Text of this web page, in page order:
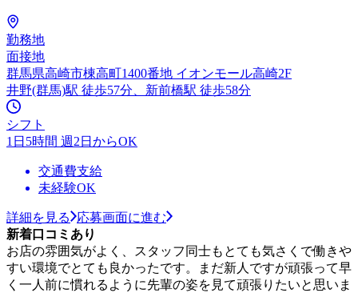
勤務地
面接地
群馬県高崎市棟高町1400番地 イオンモール高崎2F
井野(群馬)駅 徒歩57分、新前橋駅 徒歩58分
シフト
1日5時間 週2日からOK
交通費支給
未経験OK
詳細を見る
応募画面に進む
新着口コミあり
お店の雰囲気がよく、スタッフ同士もとても気さくで働きや
すい環境でとても良かったです。まだ新人ですが頑張って早
く一人前に慣れるように先輩の姿を見て頑張りたいと思いま